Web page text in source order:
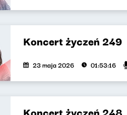
Koncert życzeń 249
23 maja 2026 01:53:16